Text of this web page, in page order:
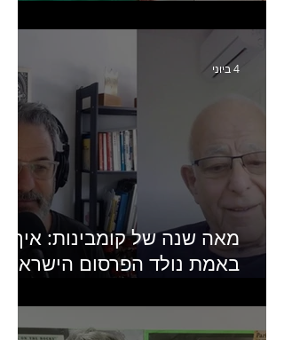
מנכ״לית באומן בר ריבנאי
מאה שנה של קומבינות: איך
באמת נולד הפרסום
מחבר הספר "מסע פרסום:
4 ביוני